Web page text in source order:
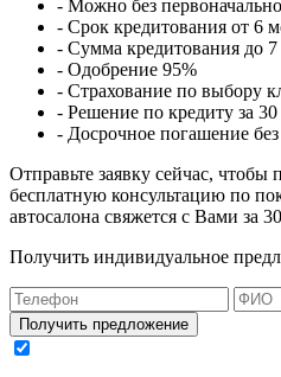
- Можно без
- Срок кредитования от 6
- Сумма кредитования до 7
- Одобрение 95%
- Страхование по выбору
- Решение по кредиту за
- Досрочное погашение
Отправьте заявку сейчас, чтобы
бесплатную консультацию по
автосалона свяжется с Вами за
Получить индивидуальное
Получить предложение